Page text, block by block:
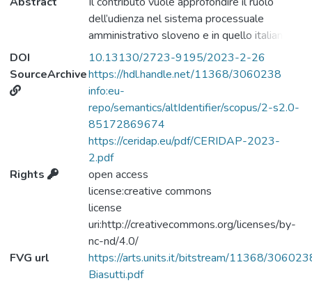
dell’udienza nel sistema processuale
amministrativo sloveno e in quello italiano,
mettendoli a confronto. In entrambi gli
ordinamenti, infatti, in tempi recenti pare
essersi posto in discussione il ruolo del
confronto tra le parti avanti al collegio ed al
pubblico quale momento ineludibile di
celebrazione del processo. Lo studio,
pertanto, ambisce a individuare gli elementi
comuni nei diversi sistemi processuali al fine
di determinare un unitario contenuto
dell’udienza come diritto umano.
DOI
10.13130/2723-9195/2023-2-26
SourceArchivehttps://hdl.handle.net/11368/3060238
info:eu-
repo/semantics/altIdentifier/scopus/2-s2.0-
85172869674
https://ceridap.eu/pdf/CERIDAP-2023-
2.pdf
Rights
open access
license:creative commons
license
uri:http://creativecommons.org/licenses/by-
nc-nd/4.0/
FVG url
https://arts.units.it/bitstream/11368/
Biasutti.pdf